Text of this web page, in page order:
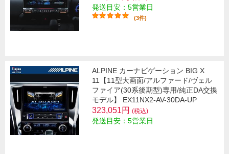
発送目安：5営業日
(3件)
ALPINE カーナビゲーション BIG X
11【11型大画面/アルファード/ヴェル
ファイア(30系後期型)専用/純正DA交換
モデル】 EX11NX2-AV-30DA-UP
323,051円 (税込)
発送目安：5営業日